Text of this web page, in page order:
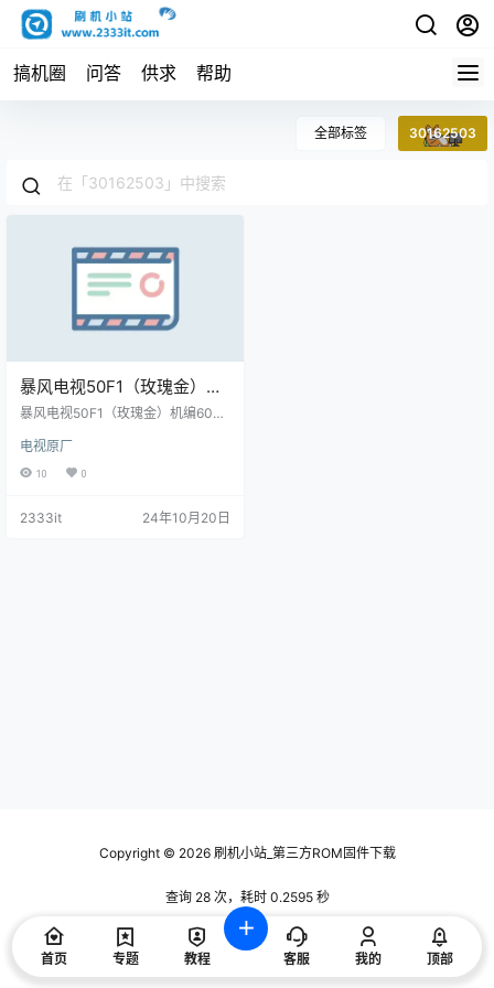
搞机圈 问答 供求 帮助
全部标签 30162503
暴风电视50F1（玫瑰金）机
编600000MWV00主程序
配屏V500HJ1-PE8(C3)原厂
程序U盘数据刷机包
暴风电视50F1（玫瑰金）机编6000
30162503配屏V500HJ1-PE8(C3)
原厂程序U盘数据刷机包
电视原厂
10 0
2333it 24年10月20日
Copyright © 2026刷机小站_第三方ROM固件下载
查询 28 次，耗时 0.2595 秒
首页 专题 教程 客服 我的 顶部